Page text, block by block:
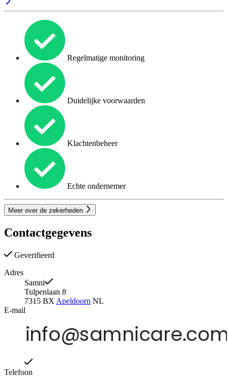
Regelmatige monitoring
Duidelijke voorwaarden
Klachtenbeheer
Echte ondernemer
Meer over de zekerheden
Contactgegevens
Geverifieerd
Adres
Samni
Tulpenlaan 8
7315 BX Apeldoorn NL
E-mail
Telefoon